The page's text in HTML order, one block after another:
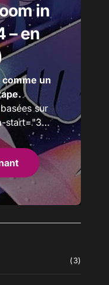
in
– en
un
sur
start="3…
(3)